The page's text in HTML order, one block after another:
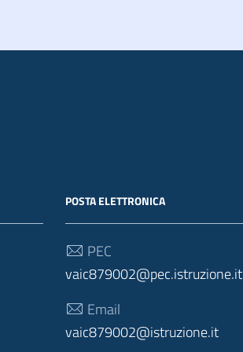
POSTA ELETTRONICA
PEC
vaic879002@pec.istruzione.it
Email
vaic879002@istruzione.it